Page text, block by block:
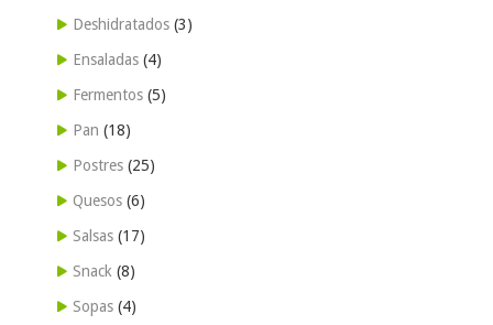
Deshidratados (3)
Ensaladas (4)
Fermentos (5)
Pan (18)
Postres (25)
Quesos (6)
Salsas (17)
Snack (8)
Sopas (4)